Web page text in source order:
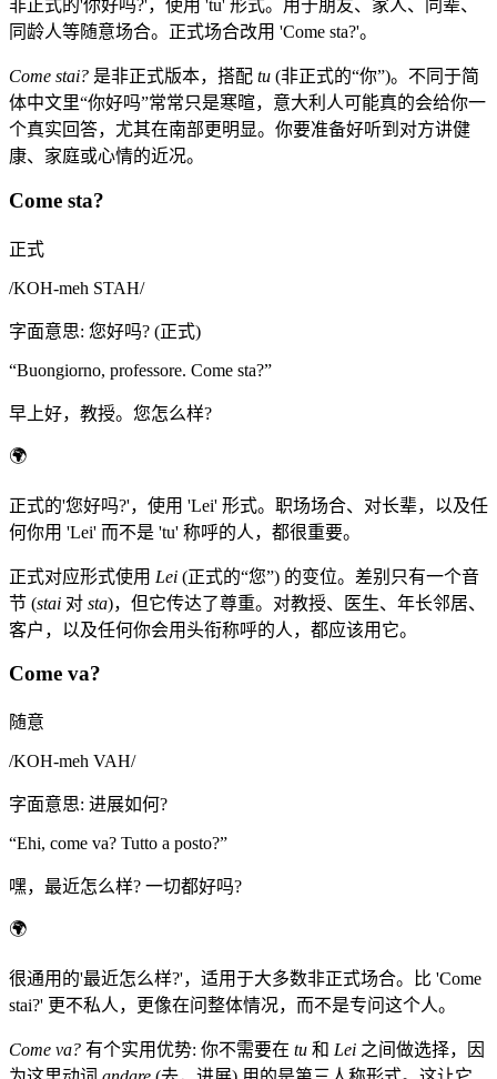
非正式的'你好吗?'，使用 'tu' 形式。用于朋友、家人、同辈、
同龄人等随意场合。正式场合改用 'Come sta?'。
Come stai? 是非正式版本，搭配 tu (非正式的“你”)。不同于简
体中文里“你好吗”常常只是寒暄，意大利人可能真的会给你一
个真实回答，尤其在南部更明显。你要准备好听到对方讲健
康、家庭或心情的近况。
Come sta?
正式
/KOH-meh STAH/
字面意思: 您好吗? (正式)
“Buongiorno, professore. Come sta?”
早上好，教授。您怎么样?
🌍
正式的'您好吗?'，使用 'Lei' 形式。职场场合、对长辈，以及任
何你用 'Lei' 而不是 'tu' 称呼的人，都很重要。
正式对应形式使用 Lei (正式的“您”) 的变位。差别只有一个音
节 (stai 对 sta)，但它传达了尊重。对教授、医生、年长邻居、
客户，以及任何你会用头衔称呼的人，都应该用它。
Come va?
随意
/KOH-meh VAH/
字面意思: 进展如何?
“Ehi, come va? Tutto a posto?”
嘿，最近怎么样? 一切都好吗?
🌍
很通用的'最近怎么样?'，适用于大多数非正式场合。比 'Come
stai?' 更不私人，更像在问整体情况，而不是专问这个人。
Come va? 有个实用优势: 你不需要在 tu 和 Lei 之间做选择，因